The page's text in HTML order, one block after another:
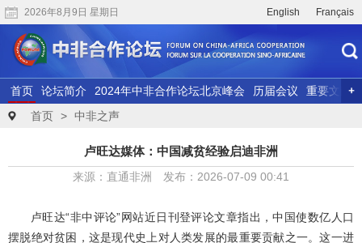
2026年8月9日 星期日 English Français
首页 论坛简介 2024年中非合作论坛北京峰会 历届会议
重要文献
联合研究
精彩视频
首页 > 中非之声
卢旺达媒体：中国减贫经验启迪非洲
来源：直通非洲 发布：2026-07-09 00:41
卢旺达“非中评论”网站近日刊登评论文章指出，中国使数亿人口
摆脱绝对贫困，这是现代史上对人类发展的最重要贡献之一。这一进